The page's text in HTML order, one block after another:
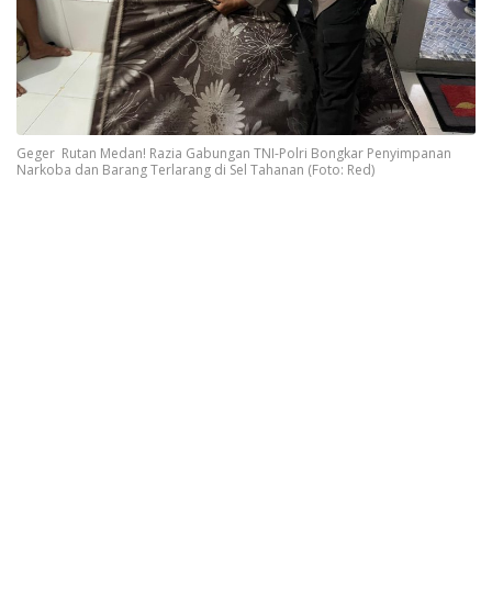
Geger Rutan Medan! Razia Gabungan TNI-Polri Bongkar Penyimpanan
Narkoba dan Barang Terlarang di Sel Tahanan (Foto: Red)